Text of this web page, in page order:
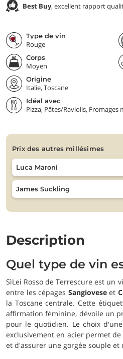
Best Buy, excellent rapport
Type de vin
Rouge
Corps
Moyen
Origine
Italie, Toscane
Idéal avec
Pizza, Pâtes/Raviolis,
prix des autres millésimes
Luca Maroni
James Suckling
Description
Quel type de vin
SìLei Rosso de Terrescure est un
entre les cépages Sangioveseet
la Toscane centrale. Cette
affirmation féminine, dévoile un
pour le quotidien. Le choix
exclusivement en acier permet
et d'assurer une gorgée souple et